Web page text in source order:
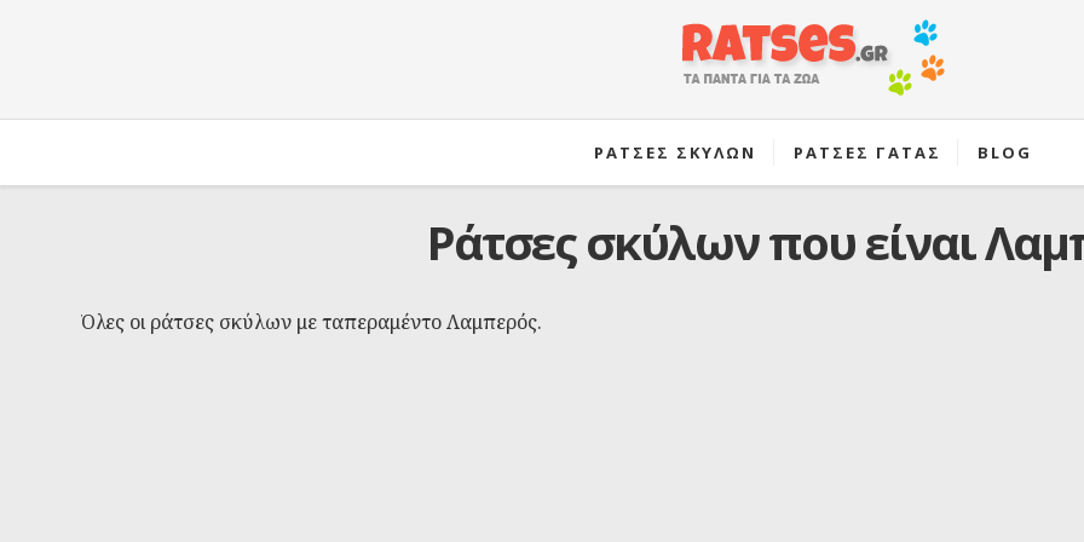
ΡΑΤΣΕΣ ΣΚΥΛΩΝ ΡΑΤΣΕΣ ΓΑΤΑΣ BLOG
Ράτσες σκύλων που είναι
Όλες οι ράτσες σκύλων με ταπεραμέντο Λαμπερός.